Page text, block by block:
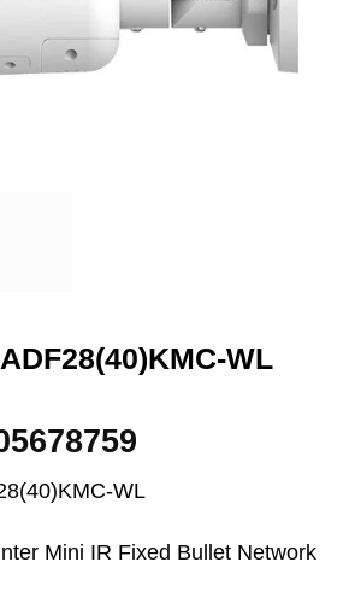
WL
WL
Mini IR Fixed Bullet Network